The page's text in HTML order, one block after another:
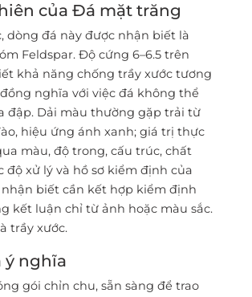
của Đá mặt trăng
dòng đá này được nhận biết là
Feldspar. Độ cứng 6–6.5 trên
khả năng chống trầy xước tương
nghĩa với việc đá không thể
đập. Dải màu thường gặp trải từ
hiệu ứng ánh xanh; giá trị thực
màu, độ trong, cấu trúc, chất
độ xử lý và hồ sơ kiểm định của
biết cần kết hợp kiểm định
kết luận chỉ từ ảnh hoặc màu sắc.
trầy xước.
ý nghĩa
gói chỉn chu, sẵn sàng để trao